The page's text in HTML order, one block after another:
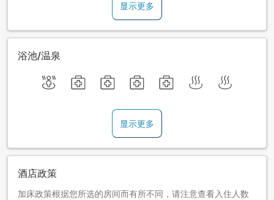
显示更多
浴池/温泉
显示更多
酒店政策
加床政策根据您所选的房间而有所不同，请注意查看入住人数